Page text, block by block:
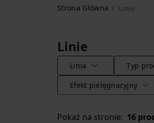
Strona Główna Linie
Linie
Linia Typ
Efekt pielęgnacyjny
Pokaż na stronie: 16